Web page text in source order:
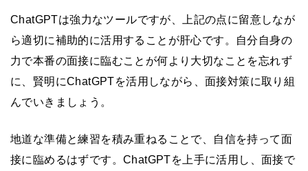
ChatGPTは強力なツールですが、上記の点に留意しなが
ら適切に補助的に活用することが肝心です。自分自身の
力で本番の面接に臨むことが何より大切なことを忘れず
に、賢明にChatGPTを活用しながら、面接対策に取り組
んでいきましょう。
地道な準備と練習を積み重ねることで、自信を持って面
接に臨めるはずです。ChatGPTを上手に活用し、面接で